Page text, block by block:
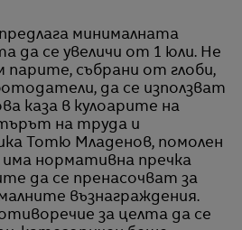
да се увеличи от 1 юли. Не
парите, събрани от глоби,
да се използват
каза в кулоарите на
на труда и
Тотю Младенов, помолен
нормативна пречка
да се пренасочват за
възнаграждения.
за целта да се